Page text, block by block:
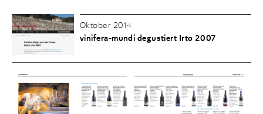
Oktober 2014
vinifera-mundi degustiert Irto 2007